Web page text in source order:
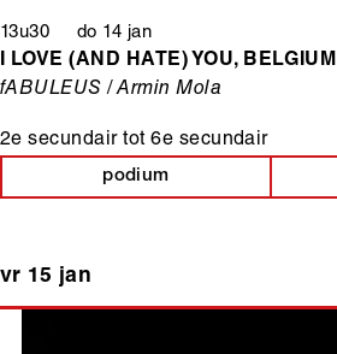
13u30 do 14 jan
2e secundairtot6e secundair
I LOVE (AND HATE) YOU, BELGIUM
fABULEUS / Armin Mola
podium
vr 15 jan